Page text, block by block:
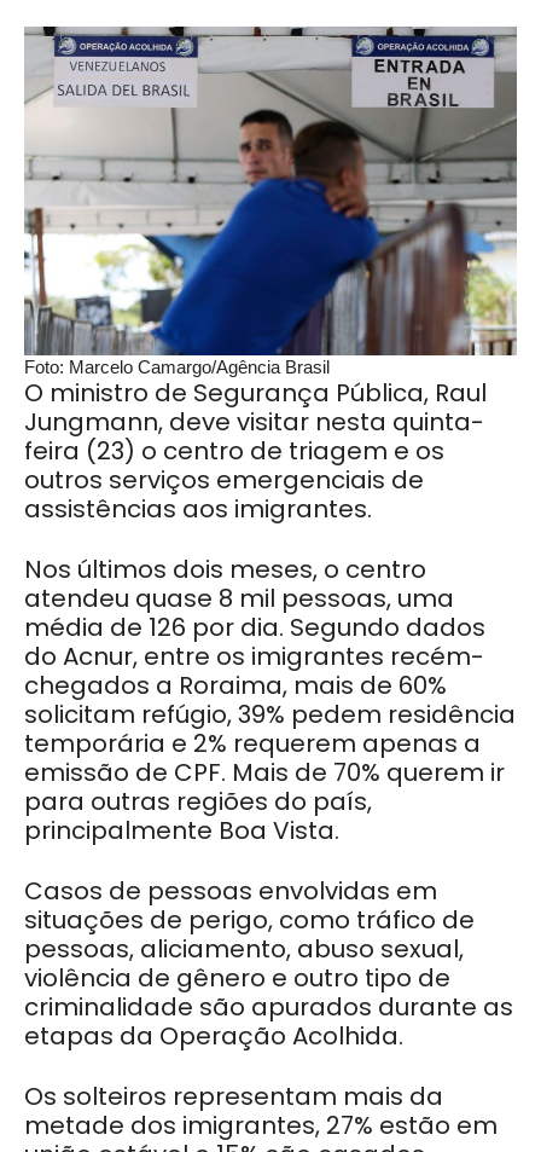
Foto: Marcelo Camargo/Agência Brasil
O ministro de Segurança Pública, Raul
Jungmann, deve visitar nesta quinta-
feira (23) o centro de triagem e os
outros serviços emergenciais de
assistências aos imigrantes.
Nos últimos dois meses, o centro
atendeu quase 8 mil pessoas, uma
média de 126 por dia. Segundo dados
do Acnur, entre os imigrantes recém-
chegados a Roraima, mais de 60%
solicitam refúgio, 39% pedem residência
temporária e 2% requerem apenas a
emissão de CPF. Mais de 70% querem ir
para outras regiões do país,
principalmente Boa Vista.
Casos de pessoas envolvidas em
situações de perigo, como tráfico de
pessoas, aliciamento, abuso sexual,
violência de gênero e outro tipo de
criminalidade são apurados durante as
etapas da Operação Acolhida.
Os solteiros representam mais da
metade dos imigrantes, 27% estão em